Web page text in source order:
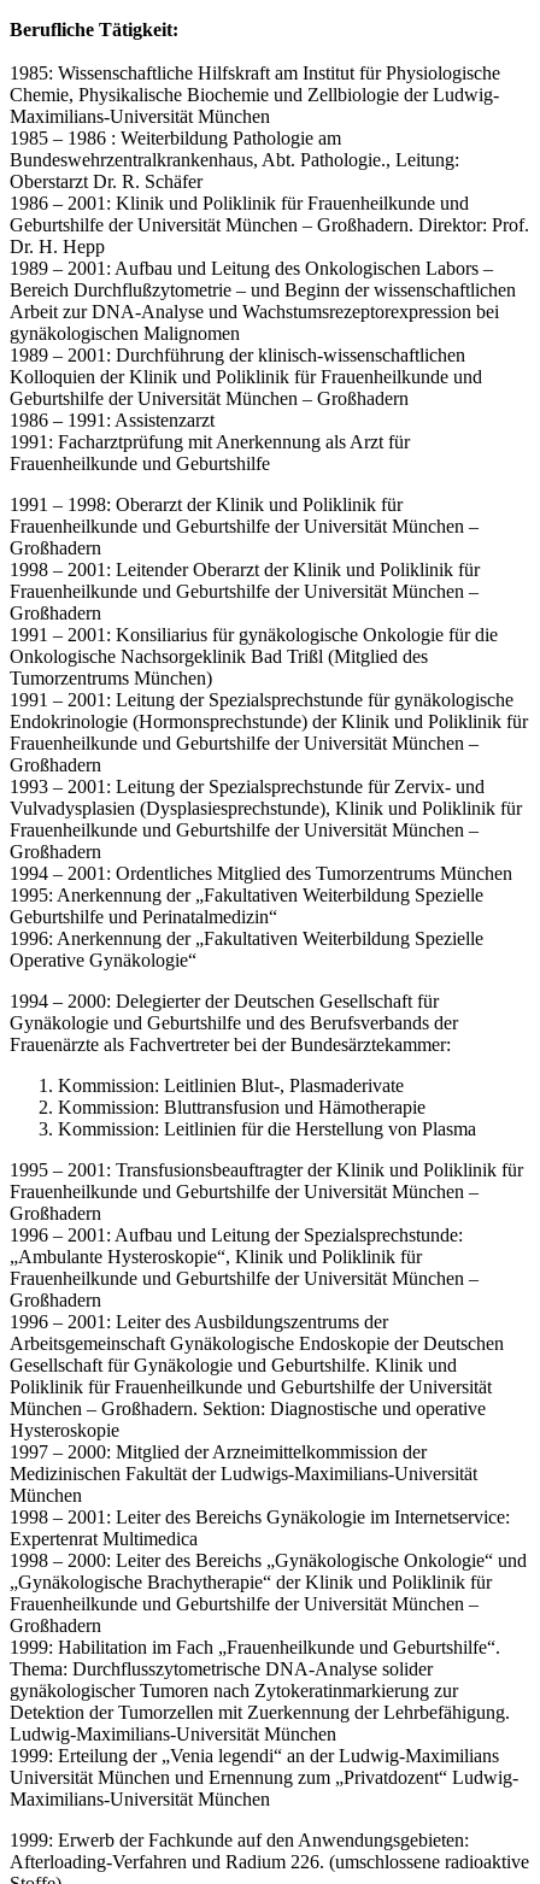
Berufliche Tätigkeit:
1985: Wissenschaftliche Hilfskraft am Institut für Physiologische
Chemie, Physikalische Biochemie und Zellbiologie der Ludwig-
Maximilians-Universität München
1985 – 1986 : Weiterbildung Pathologie am
Bundeswehrzentralkrankenhaus, Abt. Pathologie., Leitung:
Oberstarzt Dr. R. Schäfer
1986 – 2001: Klinik und Poliklinik für Frauenheilkunde und
Geburtshilfe der Universität München – Großhadern. Direktor: Prof.
Dr. H. Hepp
1989 – 2001: Aufbau und Leitung des Onkologischen Labors –
Bereich Durchflußzytometrie – und Beginn der wissenschaftlichen
Arbeit zur DNA-Analyse und Wachstumsrezeptorexpression bei
gynäkologischen Malignomen
1989 – 2001: Durchführung der klinisch-wissenschaftlichen
Kolloquien der Klinik und Poliklinik für Frauenheilkunde und
Geburtshilfe der Universität München – Großhadern
1986 – 1991: Assistenzarzt
1991: Facharztprüfung mit Anerkennung als Arzt für
Frauenheilkunde und Geburtshilfe
1991 – 1998: Oberarzt der Klinik und Poliklinik für
Frauenheilkunde und Geburtshilfe der Universität München –
Großhadern
1998 – 2001: Leitender Oberarzt der Klinik und Poliklinik für
Frauenheilkunde und Geburtshilfe der Universität München –
Großhadern
1991 – 2001: Konsiliarius für gynäkologische Onkologie für die
Onkologische Nachsorgeklinik Bad Trißl (Mitglied des
Tumorzentrums München)
1991 – 2001: Leitung der Spezialsprechstunde für gynäkologische
Endokrinologie (Hormonsprechstunde) der Klinik und Poliklinik für
Frauenheilkunde und Geburtshilfe der Universität München –
Großhadern
1993 – 2001: Leitung der Spezialsprechstunde für Zervix- und
Vulvadysplasien (Dysplasiesprechstunde), Klinik und Poliklinik für
Frauenheilkunde und Geburtshilfe der Universität München –
Großhadern
1994 – 2001: Ordentliches Mitglied des Tumorzentrums München
1995: Anerkennung der „Fakultativen Weiterbildung Spezielle
Geburtshilfe und Perinatalmedizin“
1996: Anerkennung der „Fakultativen Weiterbildung Spezielle
Operative Gynäkologie“
1994 – 2000: Delegierter der Deutschen Gesellschaft für
Gynäkologie und Geburtshilfe und des Berufsverbands der
Frauenärzte als Fachvertreter bei der Bundesärztekammer:
Kommission: Leitlinien Blut-, Plasmaderivate
Kommission: Bluttransfusion und Hämotherapie
Kommission: Leitlinien für die Herstellung von Plasma
1995 – 2001: Transfusionsbeauftragter der Klinik und Poliklinik für
Frauenheilkunde und Geburtshilfe der Universität München –
Großhadern
1996 – 2001: Aufbau und Leitung der Spezialsprechstunde:
„Ambulante Hysteroskopie“, Klinik und Poliklinik für
Frauenheilkunde und Geburtshilfe der Universität München –
Großhadern
1996 – 2001: Leiter des Ausbildungszentrums der
Arbeitsgemeinschaft Gynäkologische Endoskopie der Deutschen
Gesellschaft für Gynäkologie und Geburtshilfe. Klinik und
Poliklinik für Frauenheilkunde und Geburtshilfe der Universität
München – Großhadern. Sektion: Diagnostische und operative
Hysteroskopie
1997 – 2000: Mitglied der Arzneimittelkommission der
Medizinischen Fakultät der Ludwigs-Maximilians-Universität
München
1998 – 2001: Leiter des Bereichs Gynäkologie im Internetservice:
Expertenrat Multimedica
1998 – 2000: Leiter des Bereichs „Gynäkologische Onkologie“ und
„Gynäkologische Brachytherapie“ der Klinik und Poliklinik für
Frauenheilkunde und Geburtshilfe der Universität München –
Großhadern
1999: Habilitation im Fach „Frauenheilkunde und Geburtshilfe“.
Thema: Durchflusszytometrische DNA-Analyse solider
gynäkologischer Tumoren nach Zytokeratinmarkierung zur
Detektion der Tumorzellen mit Zuerkennung der Lehrbefähigung.
Ludwig-Maximilians-Universität München
1999: Erteilung der „Venia legendi“ an der Ludwig-Maximilians
Universität München und Ernennung zum „Privatdozent“ Ludwig-
Maximilians-Universität München
1999: Erwerb der Fachkunde auf den Anwendungsgebieten:
Afterloading-Verfahren und Radium 226. (umschlossene radioaktive